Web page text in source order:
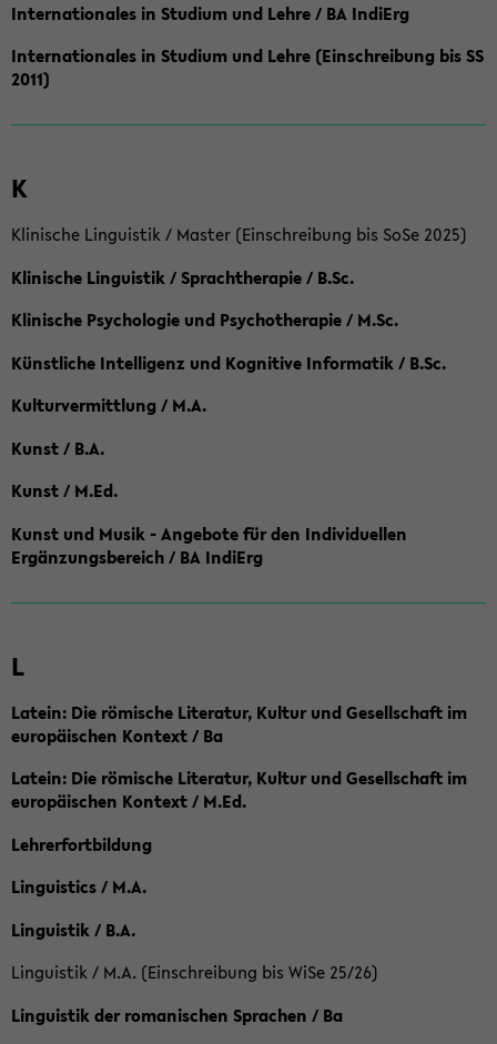
Internationales in Studium und Lehre / BA IndiErg
Internationales in Studium und Lehre (Einschreibung bis SS
2011)
K
Klinische Linguistik / Master (Einschreibung bis SoSe 2025)
Klinische Linguistik / Sprachtherapie / B.Sc.
Klinische Psychologie und Psychotherapie / M.Sc.
Künstliche Intelligenz und Kognitive Informatik / B.Sc.
Kulturvermittlung / M.A.
Kunst / B.A.
Kunst / M.Ed.
Kunst und Musik - Angebote für den Individuellen
Ergänzungsbereich / BA IndiErg
L
Latein: Die römische Literatur, Kultur und Gesellschaft im
europäischen Kontext / Ba
Latein: Die römische Literatur, Kultur und Gesellschaft im
europäischen Kontext / M.Ed.
Lehrerfortbildung
Linguistics / M.A.
Linguistik / B.A.
Linguistik / M.A. (Einschreibung bis WiSe 25/26)
Linguistik der romanischen Sprachen / Ba